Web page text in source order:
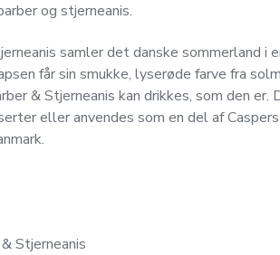
og stjerneanis.
samler det danske sommerland i
får sin smukke, lyserøde farve fra
& Stjerneanis kan drikkes, som den er.
eller anvendes som en del af Caspers
Stjerneanis